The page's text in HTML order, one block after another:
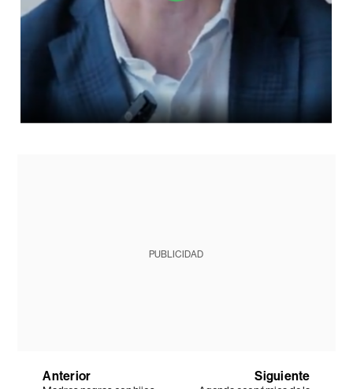
PUBLICIDAD
Anterior Siguiente